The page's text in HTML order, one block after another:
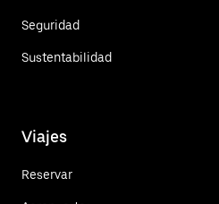
Seguridad
Sustentabilidad
Viajes
Reservar